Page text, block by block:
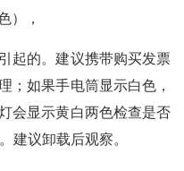
），
起的。建议携带购买发票
；如果手电筒显示白色，
会显示黄白两色检查是否
建议卸载后观察。